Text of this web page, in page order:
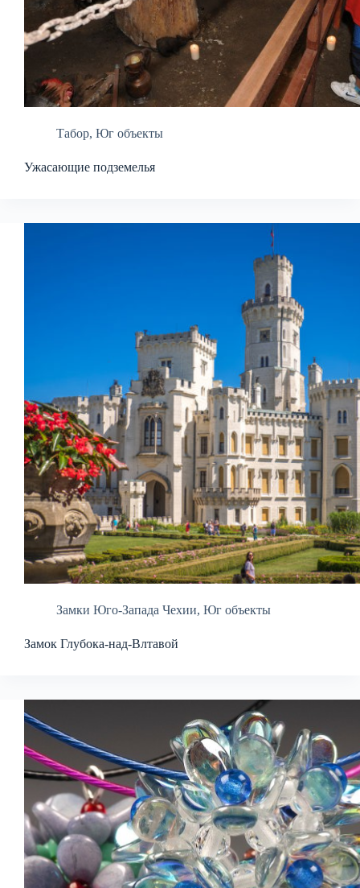
Табор, Юг объекты
Ужасающие подземелья
Замки Юго-Запада Чехии, Юг объекты
Замок Глубока-над-Влтавой